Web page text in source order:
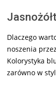
Dlaczego
noszenia
Kolorystyka
zarówno w